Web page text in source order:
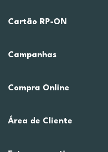
Cartão RP-ON
Campanhas
Compra Online
Área de Cliente